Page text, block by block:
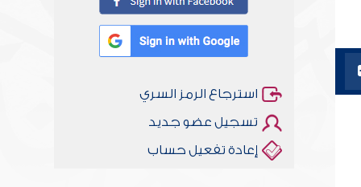
استرجاع الرمز السري
تسجيل عضو جديد
إعادة تفعيل حساب